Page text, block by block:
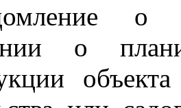
о
о